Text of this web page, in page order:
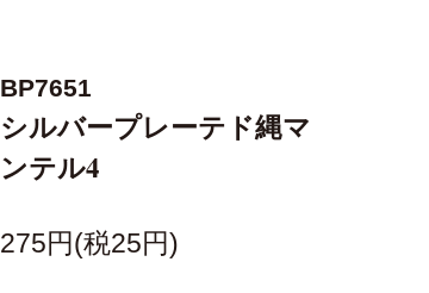
BP7651
シルバープレーテド縄マ
ンテル4
275円(税25円)